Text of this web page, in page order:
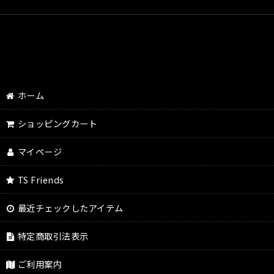
ホーム
ショッピングカート
マイページ
TS Friends
最近チェックしたアイテム
特定商取引法表示
ご利用案内